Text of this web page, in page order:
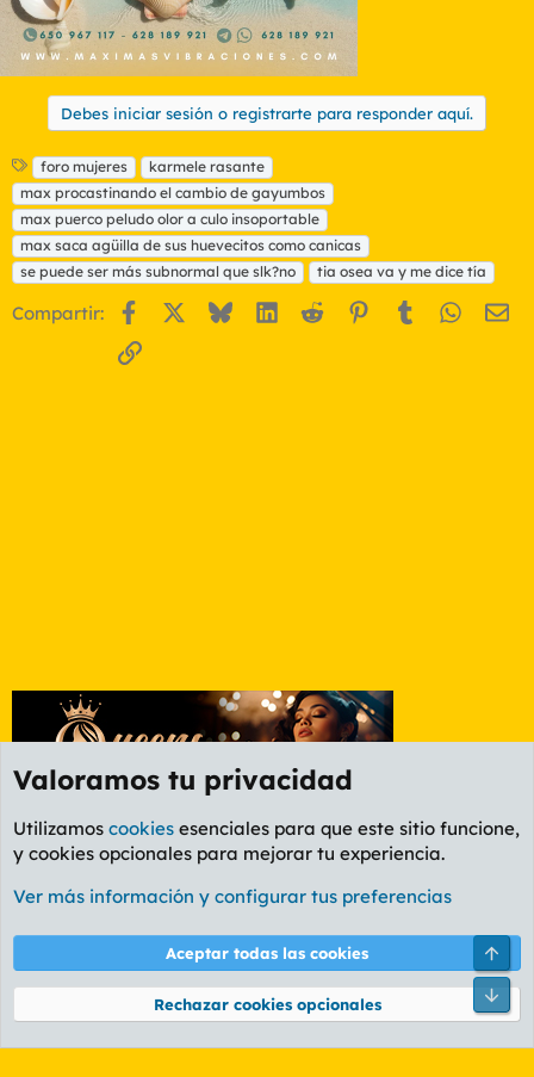
Debes iniciar sesión o registrarte para responder aquí.
E
t
i
q
u
e
a
foro mujeres
karmele rasante
max procastinando el cambio de gayumbos
max puerco peludo olor a culo insoportable
max saca agüilla de sus huevecitos como canicas
se puede ser más subnormal que slk?no
tia osea va y me dice tía
Compartir: Facebook BlueskyLinkedIn
Reddit Pinterest
Tumblr
Enlace
Foro General
Cookies
PL OLDSTYLE AMARILLO
Términos y reglas Política de privacidad Ayuda
Community platform by XenForo® © 2010-2026 XenForo Ltd.
Valoramos tu privacidad
Utilizamos cookies esenciales para que este sitio funcione,
y cookies opcionales para mejorar tu experiencia.
Ver más información y configurar tus preferencias
Aceptar todas las cookies
Rechazar cookies opcionales
Pie